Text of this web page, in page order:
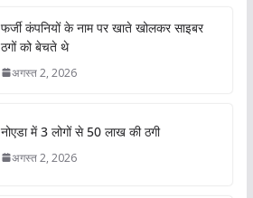
फर्जी कंपनियों के नाम पर खाते खोलकर साइबर
ठगों को बेचते थे
अगस्त 2, 2026
नोएडा में 3 लोगों से 50 लाख की ठगी
अगस्त 2, 2026